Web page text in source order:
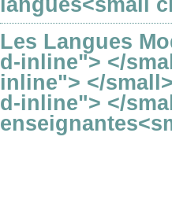
langues<small
Les Langues
d-inline"> </
inline"> </
d-inline"> </